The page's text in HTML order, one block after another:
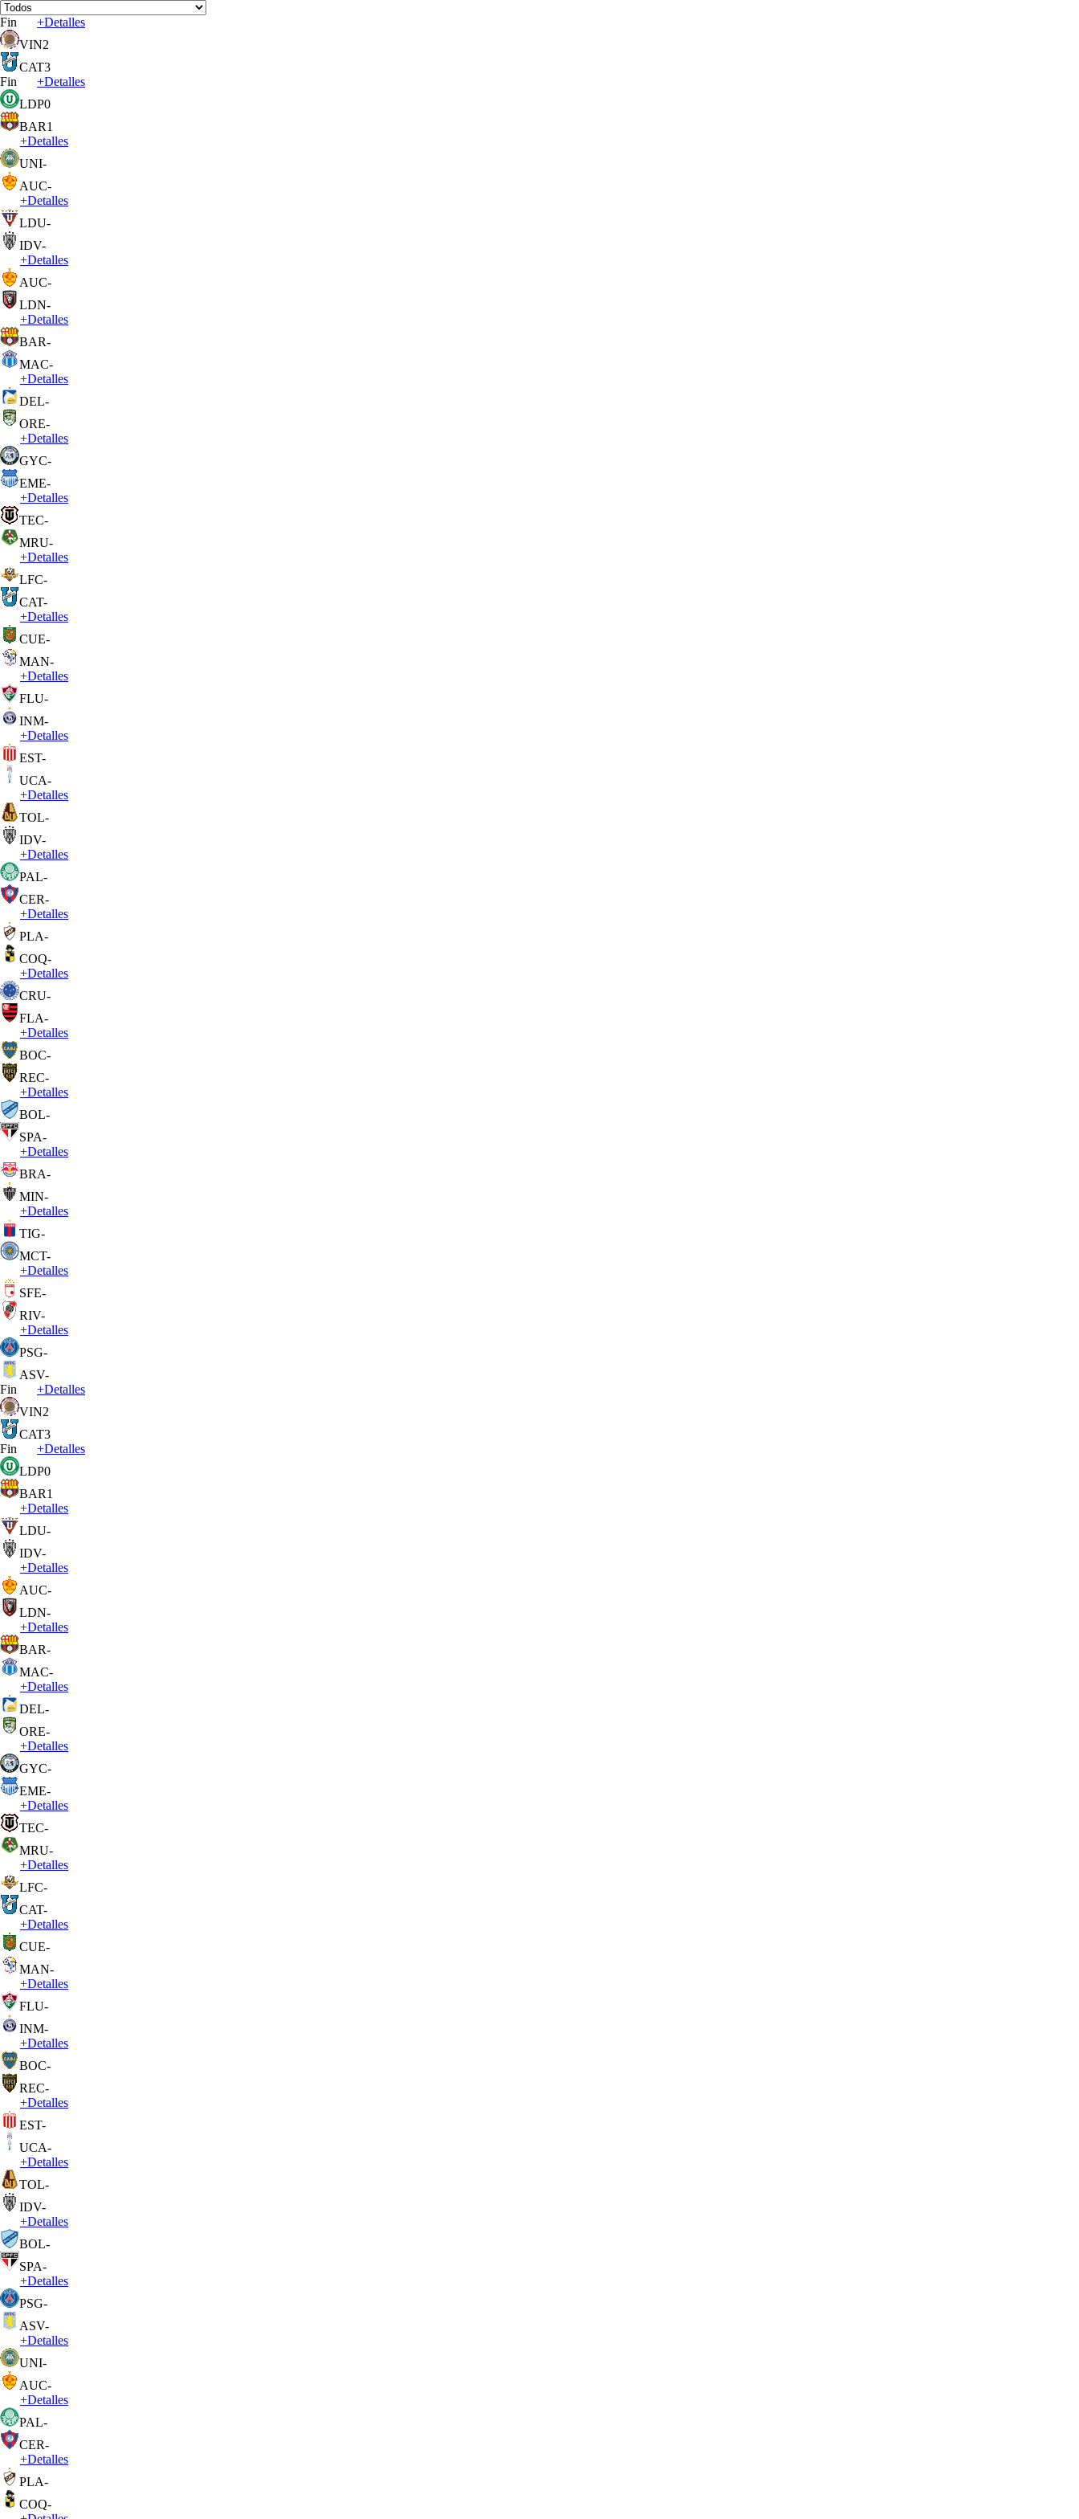
Fin +Detalles
VIN2
CAT3
Fin
+Detalles
LDP0
BAR1
+Detalles
UNI-
AUC-
+Detalles
LDU-
IDV-
+Detalles
AUC-
LDN-
+Detalles
BAR-
MAC-
+Detalles
DEL-
ORE-
+Detalles
GYC-
EME-
+Detalles
TEC-
MRU-
+Detalles
LFC-
CAT-
+Detalles
CUE-
MAN-
+Detalles
FLU-
INM-
+Detalles
EST-
UCA-
+Detalles
TOL-
IDV-
+Detalles
PAL-
CER-
+Detalles
PLA-
COQ-
+Detalles
CRU-
FLA-
+Detalles
BOC-
REC-
+Detalles
BOL-
SPA-
+Detalles
BRA-
MIN-
+Detalles
TIG-
MCT-
+Detalles
SFE-
RIV-
+Detalles
PSG-
ASV-
Fin
+Detalles
VIN2
CAT3
Fin
+Detalles
LDP0
BAR1
+Detalles
LDU-
IDV-
+Detalles
AUC-
LDN-
+Detalles
BAR-
MAC-
+Detalles
DEL-
ORE-
+Detalles
GYC-
EME-
+Detalles
TEC-
MRU-
+Detalles
LFC-
CAT-
+Detalles
CUE-
MAN-
+Detalles
FLU-
INM-
+Detalles
BOC-
REC-
+Detalles
EST-
UCA-
+Detalles
TOL-
IDV-
+Detalles
BOL-
SPA-
+Detalles
PSG-
ASV-
+Detalles
UNI-
AUC-
+Detalles
PAL-
CER-
+Detalles
PLA-
COQ-